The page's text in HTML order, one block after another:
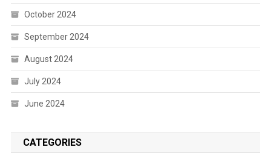
October 2024
September 2024
August 2024
July 2024
June 2024
CATEGORIES